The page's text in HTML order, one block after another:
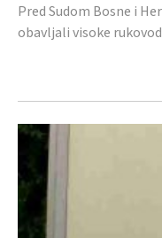
Pred Sudom Bosne i
obavljali visoke